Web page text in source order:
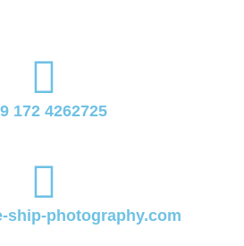
172 4262725
ship-photography.com